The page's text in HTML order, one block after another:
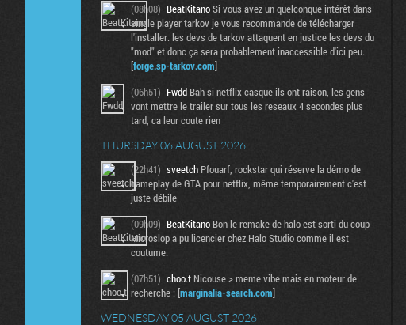
(08h08) BeatKitanoSi vous avez un quelconque intérêt dans
single player tarkov je vous recommande de télécharger
l'installer. les devs de tarkov attaquent en justice les devs du
"mod" et donc ça sera probablement inaccessible d'ici peu.
[forge.sp-tarkov.com]
(06h51) Fwdd Bah si netflix casque ils ont raison, les gens
vont mettre le trailer sur tous les reseaux 4 secondes plus
tard, ca leur coute rien
THURSDAY 06 AUGUST 2026
(22h41) sveetch Pfouarf, rockstar qui réserve la démo de
gameplay de GTA pour netflix, même temporairement c'est
juste débile
(09h09) BeatKitano Bon le remake de halo est sorti du coup
Microslop a pu licencier chez Halo Studio comme il est
coutume.
(07h51) choo.t Nicouse > meme vibe mais en moteur de
recherche : [marginalia-search.com]
WEDNESDAY 05 AUGUST 2026